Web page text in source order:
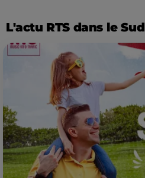
L'actu RTS dans le Sud